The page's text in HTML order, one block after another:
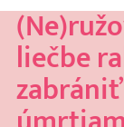
liečbe